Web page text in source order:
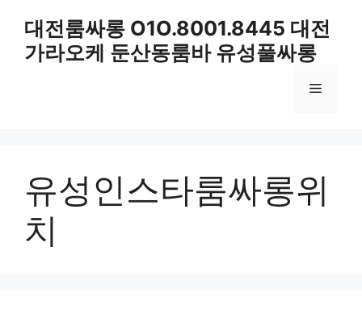
대전룸싸롱 O1O.8001.8445 대전
가라오케 둔산동룸바 유성풀싸롱
메
유성인스타룸싸롱위
치